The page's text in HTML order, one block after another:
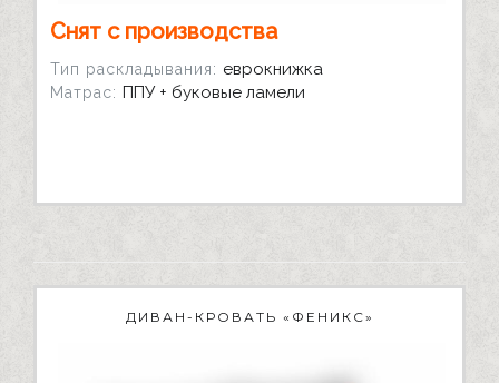
Снят с производства
Тип раскладывания: еврокнижка
Матрас: ППУ + буковые ламели
ДИВАН-КРОВАТЬ «ФЕНИКС»